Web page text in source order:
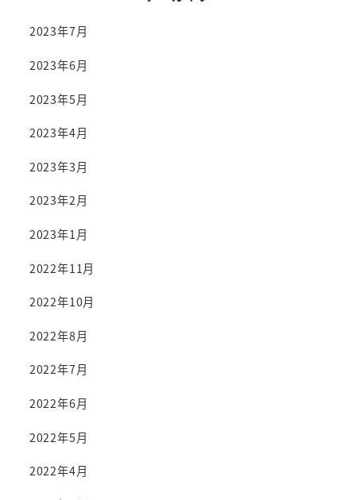
2023年7月
2023年6月
2023年5月
2023年4月
2023年3月
2023年2月
2023年1月
2022年11月
2022年10月
2022年8月
2022年7月
2022年6月
2022年5月
2022年4月